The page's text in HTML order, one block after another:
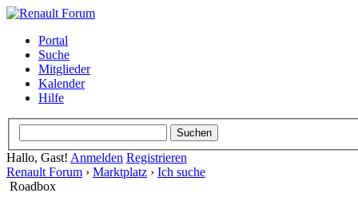
Portal
Suche
Mitglieder
Kalender
Hilfe
Hallo, Gast! Anmelden Registrieren
Renault Forum › Marktplatz › Ich suche
Roadbox